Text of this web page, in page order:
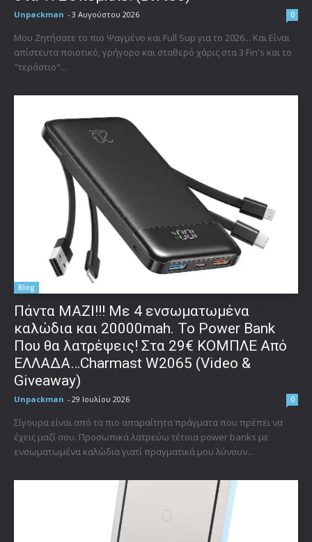
Unpackman - 3 Αυγούστου 2026 0
Μου Ζητήσατε το πιο Ψαγμένο και Full Sup για το 2026... Και Είναι
απίστευτα ποιοτικό, γρήγορο και σταθερό χάρις στα 3 Fin's και το
"τεράστιο"...
Blog
Πάντα ΜΑΖΙ!!! Με 4 ενσωματωμένα
καλώδια και 20000mah. Το Power Bank
Που θα λατρέψεις! Στα 29€ ΚΟΜΠΛΕ Από
ΕΛΛΑΔΑ…Charmast W2065 (Video &
Giveaway)
Unpackman - 29 Ιουλίου 2026 0
Σίγουρα είναι από τα πιο απαραίτητα πράγματα που πρέπει να
έχεις μαζί σου. Προσωπικά λατρεύω τέτοια power banks με
ενσωματωμένα καλώδια γιατί πραγματικά μου λύνουν...